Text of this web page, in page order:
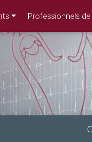
Professionnels